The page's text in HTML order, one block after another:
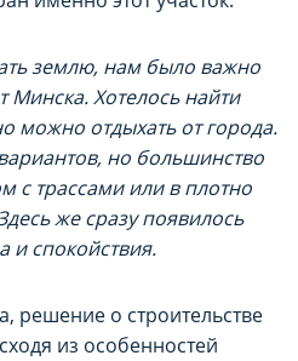
землю, нам было важно
Минска. Хотелось найти
можно отдыхать от города.
но большинство
с трассами или в плотно
же сразу появилось
и спокойствия.
решение о строительстве
из особенностей